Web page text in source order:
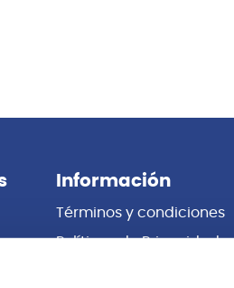
Ball
Ibanez
IEGS6 009-042